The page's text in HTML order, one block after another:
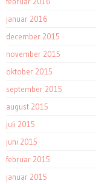
januar 2016
december 2015
november 2015
oktober 2015
september 2015
august 2015
juli 2015
juni 2015
februar 2015
januar 2015